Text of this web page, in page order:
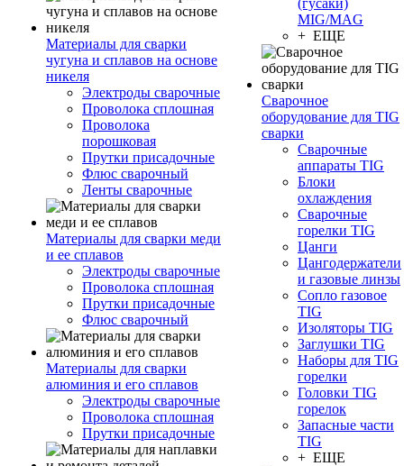
Материалы для сварки
чугуна и сплавов на основе
никеля
Электроды сварочные
Проволока сплошная
Проволока
порошковая
Прутки присадочные
Флюс сварочный
Ленты сварочные
Материалы для сварки меди
и ее сплавов
Электроды сварочные
Проволока сплошная
Прутки присадочные
Флюс сварочный
Материалы для сварки
алюминия и его сплавов
Электроды сварочные
Проволока сплошная
Прутки присадочные
(гусаки)
MIG/MAG
+ ЕЩЕ
Сварочное
оборудование для TIG
сварки
Сварочные
аппараты TIG
Блоки
охлаждения
Сварочные
горелки TIG
Цанги
Цангодержатели
и газовые линзы
Сопло газовое
TIG
Изоляторы TIG
Заглушки TIG
Наборы для TIG
горелки
Головки TIG
горелок
Запасные части
TIG
+ ЕЩЕ